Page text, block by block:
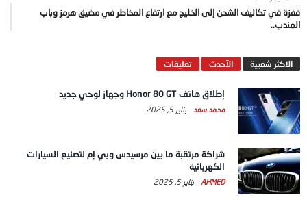
قفزة في تكاليف الشحن إلى الخليج مع ارتفاع المخاطر في مضيق هرمز وباب
المندب..
الاكثر شعبية الآحدث تعليقات
إطلاق هاتف Honor 80 GT وجهاز لوحي جديد
محمد سعد يناير 5, 2025
شراكة مرتقبة ما بين مرسيدس وبي إم لتصنيع السيارات
الكهربائية
AHMED يناير 5, 2025